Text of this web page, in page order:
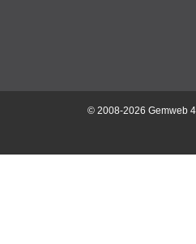
© 2008-2026 Gemweb